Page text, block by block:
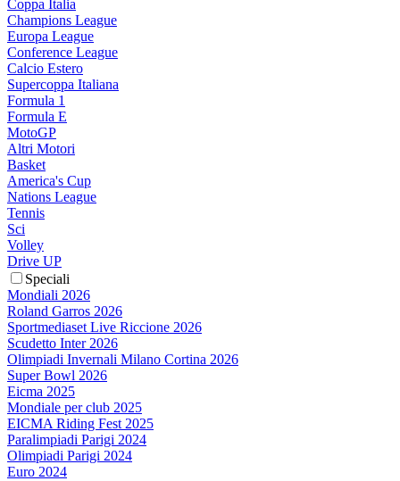
Coppa Italia
Champions League
Europa League
Conference League
Calcio Estero
Supercoppa Italiana
Formula 1
Formula E
MotoGP
Altri Motori
Basket
America's Cup
Nations League
Tennis
Sci
Volley
Drive UP
Speciali
Mondiali 2026
Roland Garros 2026
Sportmediaset Live Riccione 2026
Scudetto Inter 2026
Olimpiadi Invernali Milano Cortina 2026
Super Bowl 2026
Eicma 2025
Mondiale per club 2025
EICMA Riding Fest 2025
Paralimpiadi Parigi 2024
Olimpiadi Parigi 2024
Euro 2024